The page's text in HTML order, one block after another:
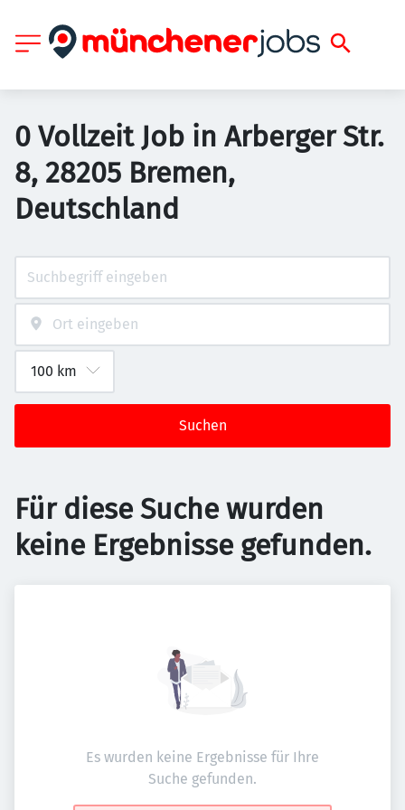
0 Vollzeit Job in Arberger Str.
8, 28205 Bremen,
Deutschland
Suchen
Für diese Suche wurden
keine Ergebnisse gefunden.
Es wurden keine Ergebnisse für Ihre
Suche gefunden.